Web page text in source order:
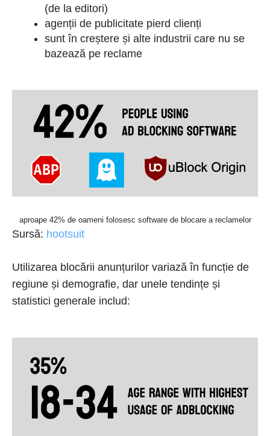
(de la editori)
agenții de publicitate pierd clienți
sunt în creștere și alte industrii care nu se
bazează pe reclame
aproape 42% de oameni folosesc software de blocare a reclamelor
Sursă: hootsuit
Utilizarea blocării anunțurilor variază în funcție de
regiune și demografie, dar unele tendințe și
statistici generale includ: